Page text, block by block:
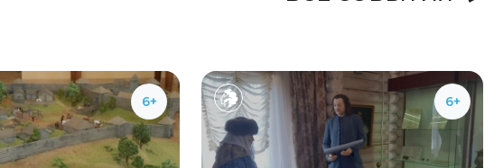
6+ 6+